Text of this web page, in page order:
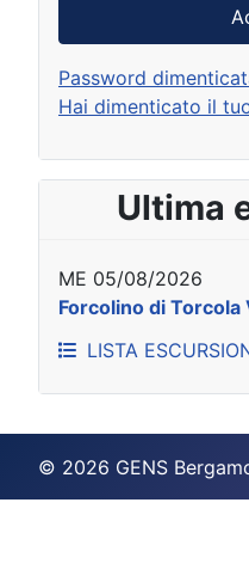
Password
Hai dimenticato il
Ultima
ME 05/08/2026
Forcolino di Torcola
LISTA
© 2026 GENS